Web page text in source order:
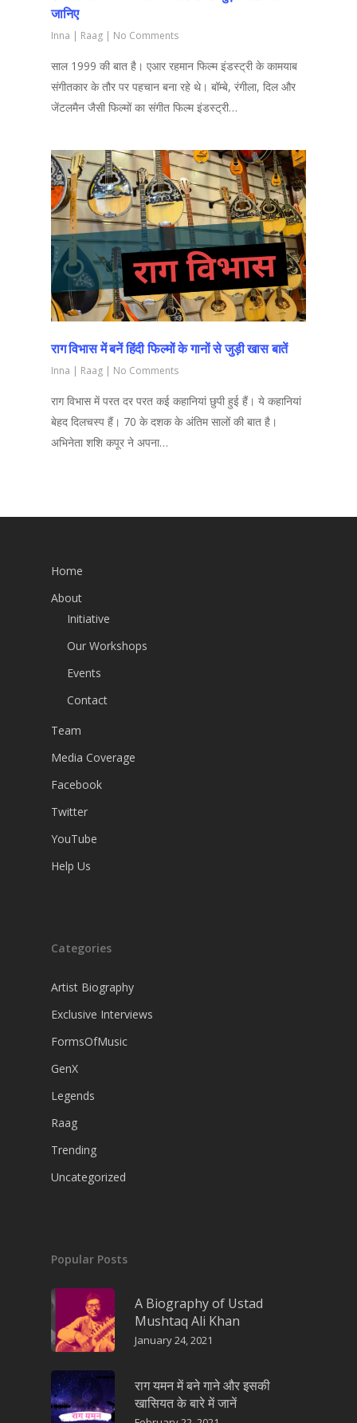
जानिए
Inna | Raag | No Comments
साल 1999 की बात है। एआर रहमान फिल्म इंडस्ट्री के कामयाब
संगीतकार के तौर पर पहचान बना रहे थे। बॉम्बे, रंगीला, दिल और
जेंटलमैन जैसी फिल्मों का संगीत फिल्म इंडस्ट्री…
राग विभास में बनें हिंदी फिल्मों के गानों से जुड़ी खास बातें
Inna | Raag | No Comments
राग विभास में परत दर परत कई कहानियां छुपी हुई हैं। ये कहानियां
बेहद दिलचस्प हैं। 70 के दशक के अंतिम सालों की बात है।
अभिनेता शशि कपूर ने अपना…
Home
About
Initiative
Our Workshops
Events
Contact
Team
Media Coverage
Facebook
Twitter
YouTube
Help Us
Categories
Artist Biography
Exclusive Interviews
FormsOfMusic
GenX
Legends
Raag
Trending
Uncategorized
Popular Posts
A Biography of Ustad
Mushtaq Ali Khan
January 24, 2021
राग यमन में बने गाने और इसकी
खासियत के बारे में जानें